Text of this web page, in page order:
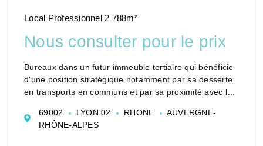
Local Professionnel 2 788m²
Nous consulter pour le prix
Bureaux dans un futur immeuble tertiaire qui bénéficie
d'une position stratégique notamment par sa desserte
en transports en communs et par sa proximité avec les
Les quartiers Perrache et Confluence à Ly...
69002 LYON 02 RHONE
AUVERGNE-
RHÔNE-ALPES